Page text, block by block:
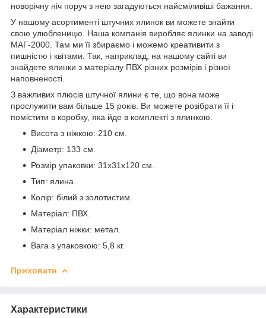
новорічну ніч поруч з нею загадуються найсміливіші бажання.
У нашому асортименті штучних ялинок ви можете знайти
свою улюбленицю. Наша компанія виробляє ялинки на заводі
МАГ-2000. Там ми її збираємо і можемо креативити з
пишністю і квітами. Так, наприклад, на нашому сайті ви
знайдете ялинки з матеріалу ПВХ різних розмірів і різної
наповненості.
З важливих плюсів штучної ялини є те, що вона може
прослужити вам більше 15 років. Ви можете розібрати її і
помістити в коробку, яка йде в комплекті з ялинкою.
Висота з ніжкою: 210 см.
Діаметр: 133 см.
Розмір упаковки: 31х31х120 см.
Тип: ялина.
Колір: білий з золотистим.
Матеріал: ПВХ.
Матеріал ніжки: метал.
Вага з упаковкою: 5,8 кг.
Приховати
Характеристики